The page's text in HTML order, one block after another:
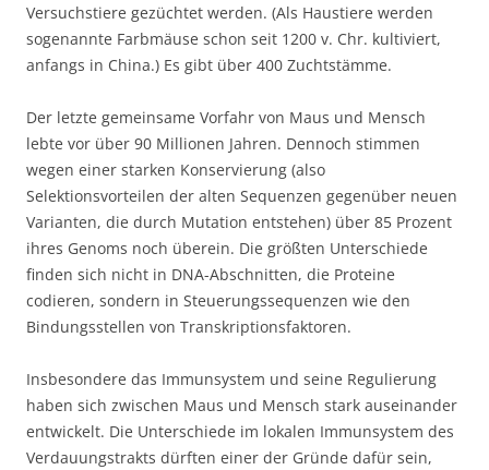
Versuchstiere gezüchtet werden. (Als Haustiere werden
sogenannte Farbmäuse schon seit 1200 v. Chr. kultiviert,
anfangs in China.) Es gibt über 400 Zuchtstämme.
Der letzte gemeinsame Vorfahr von Maus und Mensch
lebte vor über 90 Millionen Jahren. Dennoch stimmen
wegen einer starken Konservierung (also
Selektionsvorteilen der alten Sequenzen gegenüber neuen
Varianten, die durch Mutation entstehen) über 85 Prozent
ihres Genoms noch überein. Die größten Unterschiede
finden sich nicht in DNA-Abschnitten, die Proteine
codieren, sondern in Steuerungssequenzen wie den
Bindungsstellen von Transkriptionsfaktoren.
Insbesondere das Immunsystem und seine Regulierung
haben sich zwischen Maus und Mensch stark auseinander
entwickelt. Die Unterschiede im lokalen Immunsystem des
Verdauungstrakts dürften einer der Gründe dafür sein,